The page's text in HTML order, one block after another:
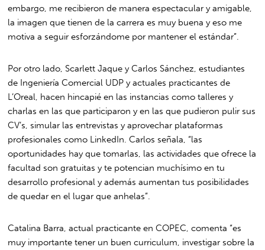
embargo, me recibieron de manera espectacular y amigable,
la imagen que tienen de la carrera es muy buena y eso me
motiva a seguir esforzándome por mantener el estándar”.
Por otro lado, Scarlett Jaque y Carlos Sánchez, estudiantes
de Ingeniería Comercial UDP y actuales practicantes de
L’Oreal, hacen hincapié en las instancias como talleres y
charlas en las que participaron y en las que pudieron pulir sus
CV’s, simular las entrevistas y aprovechar plataformas
profesionales como LinkedIn. Carlos señala, “las
oportunidades hay que tomarlas, las actividades que ofrece la
facultad son gratuitas y te potencian muchísimo en tu
desarrollo profesional y además aumentan tus posibilidades
de quedar en el lugar que anhelas”.
Catalina Barra, actual practicante en COPEC, comenta “es
muy importante tener un buen curriculum, investigar sobre la